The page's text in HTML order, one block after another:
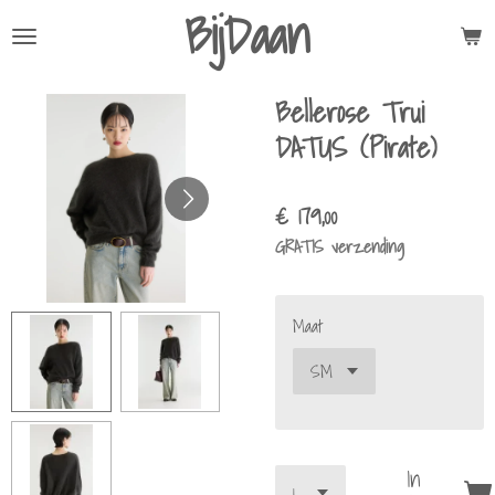
direct
hoofdinhoud
BijDaan
Bellerose Trui
DATUS (Pirate)
€ 179,00
GRATIS verzending
Maat
In